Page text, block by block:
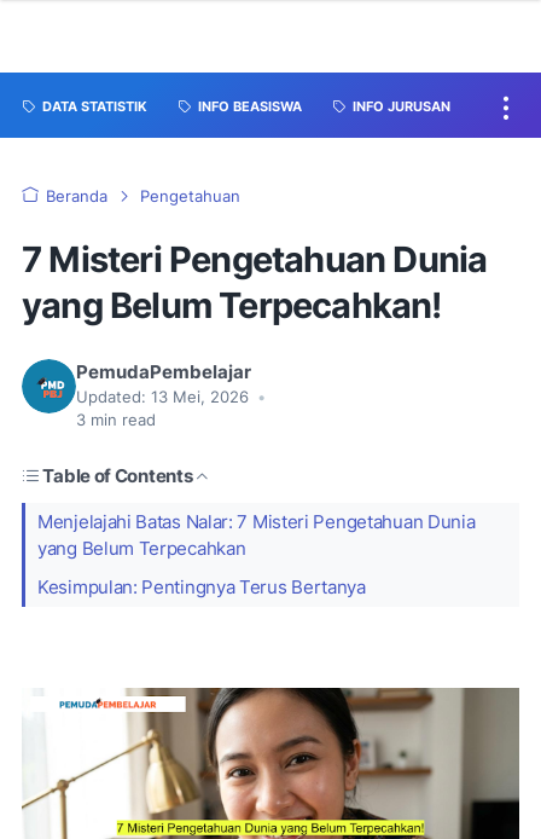
DATA STATISTIK INFO BEASISWA INFO JURUSAN
Beranda Pengetahuan
7 Misteri Pengetahuan Dunia
yang Belum Terpecahkan!
PemudaPembelajar
Updated: 13 Mei, 2026 •
3 min read
Table of Contents
Menjelajahi Batas Nalar: 7 Misteri Pengetahuan Dunia
yang Belum Terpecahkan
Kesimpulan: Pentingnya Terus Bertanya